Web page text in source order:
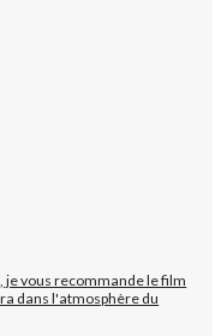
je vous recommande le film
dans l'atmosphère du